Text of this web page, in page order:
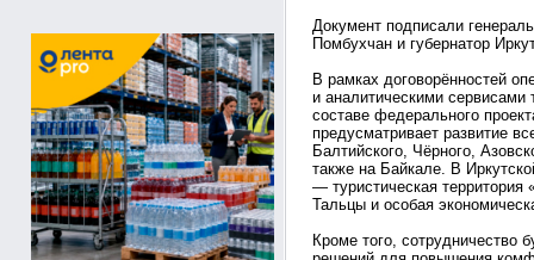
Документ подписали
Помбухчан и губернатор
В рамках договорённостей
и аналитическими сервисами
составе федерального
предусматривает развитие
Балтийского, Чёрного,
также на Байкале. В
— туристическая территория
Тальцы и особая
Кроме того, сотрудничество